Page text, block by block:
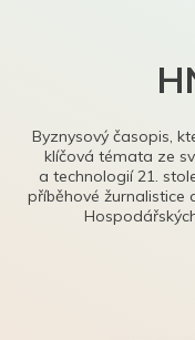
Byznysový časopis,
klíčová témata ze
a technologií 21.
příběhové žurnalistice